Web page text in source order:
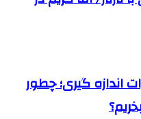
اندازه گیری؛ چطور